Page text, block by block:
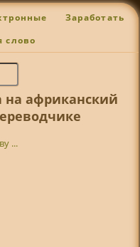
Заработать
слово
на африканский
...